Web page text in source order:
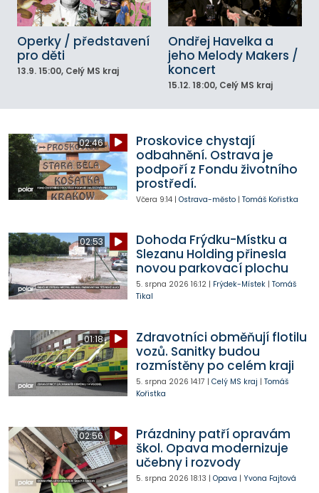
Operky / představení
pro děti
13.9. 15:00, Celý MS kraj
Ondřej Havelka a
jeho Melody Makers /
koncert
15.12. 18:00, Celý MS kraj
02:46
Proskovice chystají
odbahnění. Ostrava je
podpoří z Fondu životního
prostředí.
Včera 9:14| Ostrava-město| Tomáš Kořistka
02:53
Dohoda Frýdku-Místku a
Slezanu Holding přinesla
novou parkovací plochu
5. srpna 2026 16:12| Frýdek-Místek| Tomáš
Tikal
01:18
Zdravotníci obměňují flotilu
vozů. Sanitky budou
rozmístěny po celém kraji
5. srpna 2026 14:17 | Celý MS kraj | Tomáš
Kořistka
02:56
Prázdniny patří opravám
škol. Opava modernizuje
učebny i rozvody
5. srpna 2026 18:13 | Opava | Yvona Fajtová